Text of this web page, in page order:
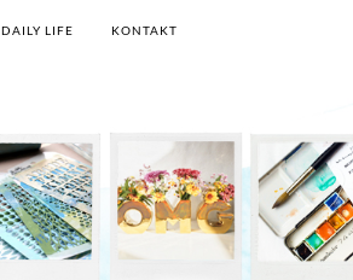
DAILY LIFE KONTAKT